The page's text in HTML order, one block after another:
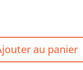
au panier